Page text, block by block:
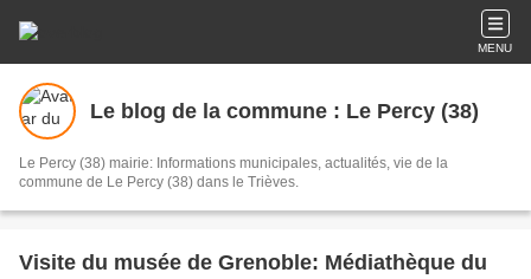
MENU
Le blog de la commune : Le Percy (38)
Le Percy (38) mairie: Informations municipales, actualités, vie de la
commune de Le Percy (38) dans le Trièves.
Visite du musée de Grenoble: Médiathèque du